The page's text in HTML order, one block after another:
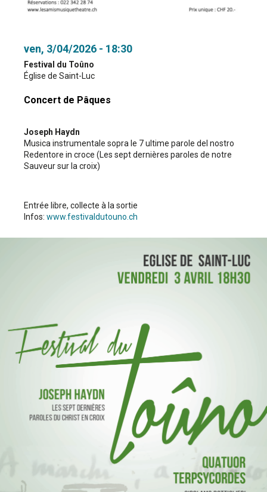
ven, 3/04/2026 - 18:30
Festival du Toûno
Église de Saint-Luc
Concert de Pâques
Joseph Haydn
Musica instrumentale sopra le 7 ultime parole del nostro
Redentore in croce (Les sept dernières paroles de notre
Sauveur sur la croix)
Entrée libre, collecte à la sortie
Infos: www.festivaldutouno.ch